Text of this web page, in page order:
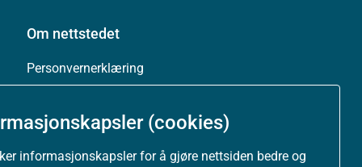
(cookies)
informasjonskapsler for å gjøre nettsiden bedre og
Om nettstedet
Personvernerklæring
Besøksstatistikk og informasjonskapsler